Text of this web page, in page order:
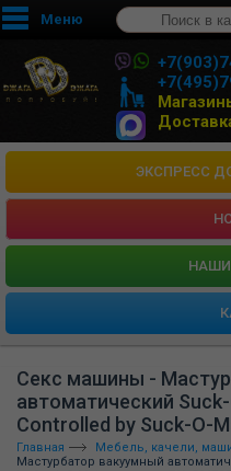
Меню
ЭКСПРЕСС
Секс машины -
автоматический
Controlled by Suck-O-
Главная Мебель, качели,
Мастурбатор вакуумный